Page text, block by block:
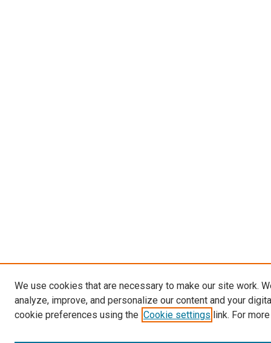
We use cookies that are necessary to make our site work.
analyze, improve, and personalize our content and your
cookie preferences using the Cookie settings link. For